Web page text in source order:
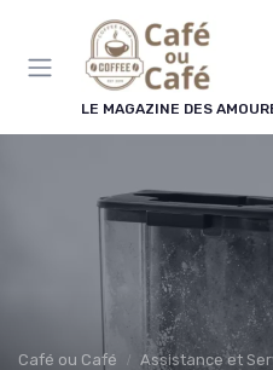
LE MAGAZINE DES
Café ou Café Assistance et
Panneau de gestion des